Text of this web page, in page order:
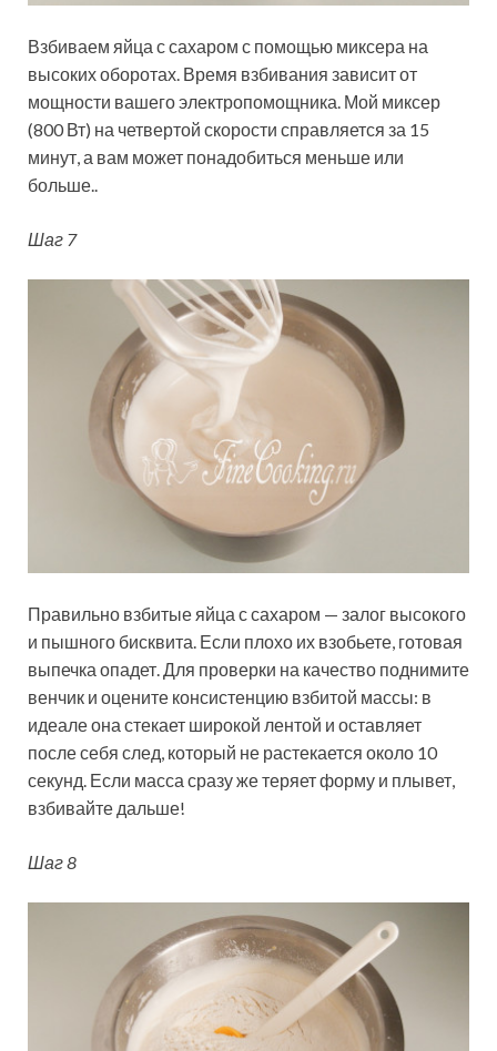
Взбиваем яйца с сахаром с помощью миксера на
высоких оборотах. Время взбивания зависит от
мощности вашего электропомощника. Мой миксер
(800 Вт) на четвертой скорости справляется за 15
минут, а вам может понадобиться меньше или
больше..
Шаг 7
Правильно взбитые яйца с сахаром — залог высокого
и пышного бисквита. Если плохо их взобьете, готовая
выпечка опадет. Для проверки на качество поднимите
венчик и оцените консистенцию взбитой массы: в
идеале она стекает широкой лентой и оставляет
после себя след, который не растекается около 10
секунд. Если масса сразу же теряет форму и плывет,
взбивайте дальше!
Шаг 8